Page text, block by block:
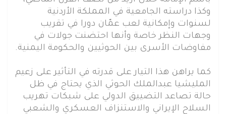
وكذا دراسته الجامعية في المملكة الأردنية
لسنوات وإمكانية لعب عمّان دورا في تقريب
وجهات النظر خاصة وأنها احتضنت جولات في
مفاوضات الأسرى بين الحوثيين والحكومة اليمنية.
كما يراهن هذا التيار على قدرته في التأثير على زعيم
المليشيا عبدالملك الحوثي الذي يحتاج في ظل
حالة تصاعد التضييق الدولي على شبكات تهريب
السلاح الإيراني والاستنزاف العسكري والشعبي